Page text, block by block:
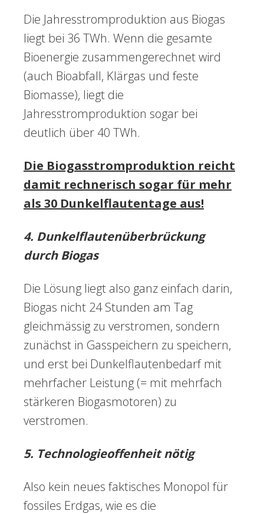
Die Jahresstromproduktion aus Biogas
liegt bei 36 TWh. Wenn die gesamte
Bioenergie zusammengerechnet wird
(auch Bioabfall, Klärgas und feste
Biomasse), liegt die
Jahresstromproduktion sogar bei
deutlich über 40 TWh.
Die Biogasstromproduktion reicht
damit rechnerisch sogar für mehr
als 30 Dunkelflautentage aus!
4. Dunkelflautenüberbrückung
durch Biogas
Die Lösung liegt also ganz einfach darin,
Biogas nicht 24 Stunden am Tag
gleichmässig zu verstromen, sondern
zunächst in Gasspeichern zu speichern,
und erst bei Dunkelflautenbedarf mit
mehrfacher Leistung (= mit mehrfach
stärkeren Biogasmotoren) zu
verstromen.
5. Technologieoffenheit nötig
Also kein neues faktisches Monopol für
fossiles Erdgas, wie es die